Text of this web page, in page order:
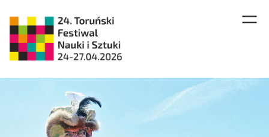
Banner nagłówkowy z hasłem: Ciągłość i zmiana. W tle